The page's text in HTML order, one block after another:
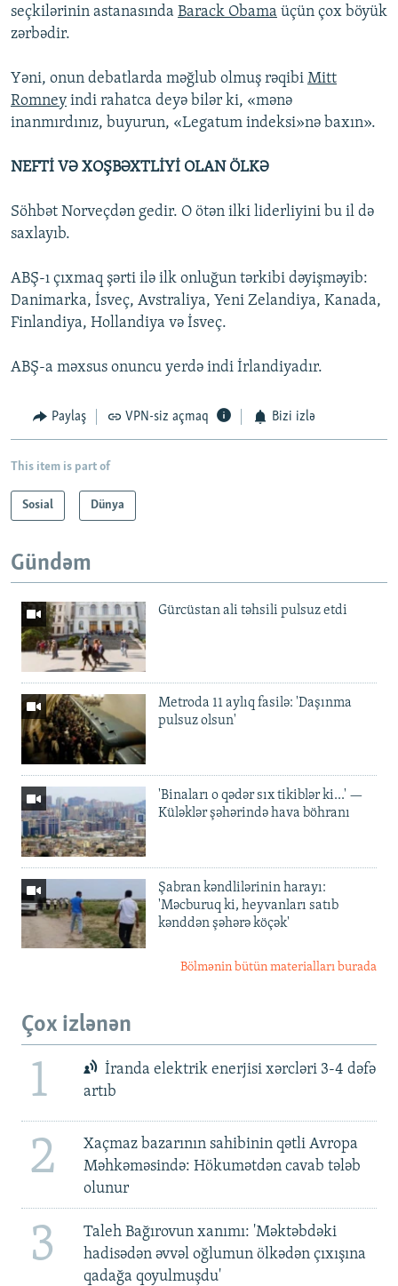
seçkilərinin astanasında Barack Obama üçün çox böyük
zərbədir.
Yəni, onun debatlarda məğlub olmuş rəqibi Mitt
Romney indi rahatca deyə bilər ki, «mənə
inanmırdınız, buyurun, «Legatum indeksi»nə baxın».
NEFTİ VƏ XOŞBƏXTLİYİ OLAN ÖLKƏ
Söhbət Norveçdən gedir. O ötən ilki liderliyini bu il də
saxlayıb.
ABŞ-ı çıxmaq şərti ilə ilk onluğun tərkibi dəyişməyib:
Danimarka, İsveç, Avstraliya, Yeni Zelandiya, Kanada,
Finlandiya, Hollandiya və İsveç.
ABŞ-a məxsus onuncu yerdə indi İrlandiyadır.
Paylaş VPN-siz açmaq Bizi izlə
This item is part of
Sosial Dünya
Gündəm
Gürcüstan ali təhsili pulsuz etdi
Metroda 11 aylıq fasilə: 'Daşınma
pulsuz olsun'
'Binaları o qədər sıx tikiblər ki...' —
Küləklər şəhərində hava böhranı
Şabran kəndlilərinin harayı:
'Məcburuq ki, heyvanları satıb
kənddən şəhərə köçək'
Bölmənin bütün materialları burada
Çox izlənən
1
İranda elektrik enerjisi xərcləri 3-4 dəfə
artıb
2
Xaçmaz bazarının sahibinin qətli Avropa
Məhkəməsində: Hökumətdən cavab tələb
olunur
3
Taleh Bağırovun xanımı: 'Məktəbdəki
hadisədən əvvəl oğlumun ölkədən çıxışına
qadağa qoyulmuşdu'